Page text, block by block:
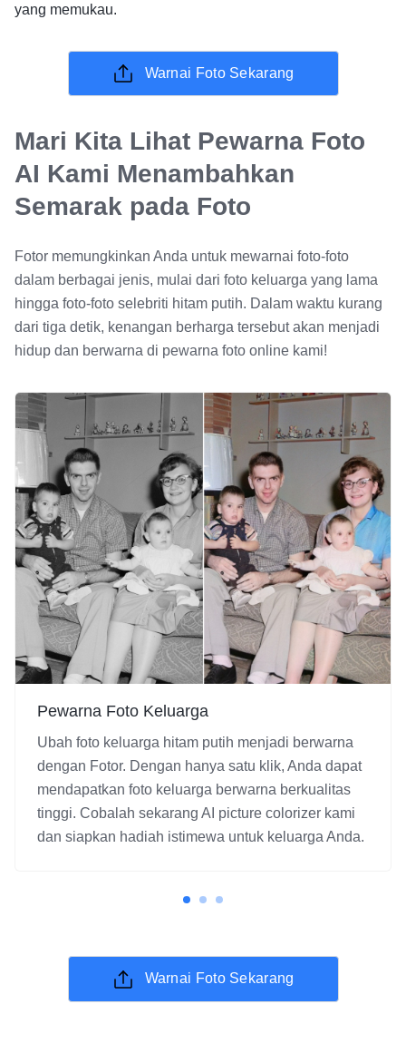
yang memukau.
Warnai Foto Sekarang
Mari Kita Lihat Pewarna Foto
AI Kami Menambahkan
Semarak pada Foto
Fotor memungkinkan Anda untuk mewarnai foto-foto
dalam berbagai jenis, mulai dari foto keluarga yang lama
hingga foto-foto selebriti hitam putih. Dalam waktu kurang
dari tiga detik, kenangan berharga tersebut akan menjadi
hidup dan berwarna di pewarna foto online kami!
Pewarna Foto Keluarga
Ubah foto keluarga hitam putih menjadi berwarna
dengan Fotor. Dengan hanya satu klik, Anda dapat
mendapatkan foto keluarga berwarna berkualitas
tinggi. Cobalah sekarang AI picture colorizer kami
dan siapkan hadiah istimewa untuk keluarga Anda.
Warnai Foto Sekarang